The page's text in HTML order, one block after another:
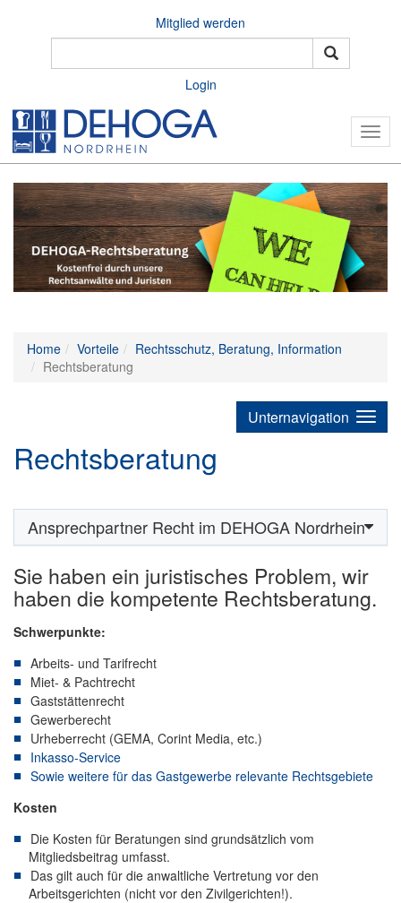
Mitglied werden
Login
Home Vorteile
Rechtsschutz, Beratung, Information
Rechtsberatung
Unternavigation
Rechtsberatung
Ansprechpartner Recht im DEHOGA Nordrhein
Sie haben ein juristisches Problem, wir
haben die kompetente Rechtsberatung.
Schwerpunkte:
Arbeits- und Tarifrecht
Miet- & Pachtrecht
Gaststättenrecht
Gewerberecht
Urheberrecht (GEMA, Corint Media, etc.)
Inkasso-Service
Sowie weitere für das Gastgewerbe relevante Rechtsgebiete
Kosten
Die Kosten für Beratungen sind grundsätzlich vom
Mitgliedsbeitrag umfasst.
Das gilt auch für die anwaltliche Vertretung vor den
Arbeitsgerichten (nicht vor den Zivilgerichten!).